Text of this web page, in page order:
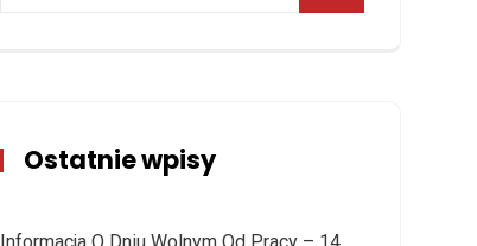
Ostatnie wpisy